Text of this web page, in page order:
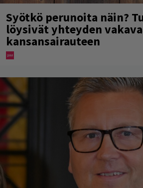
Syötkö perunoita näin?
löysivät yhteyden
kansansairauteen